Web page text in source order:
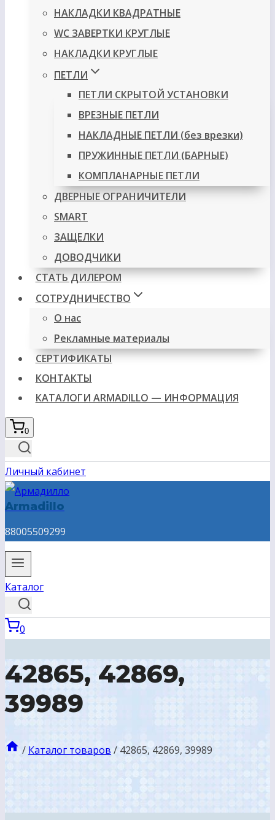
НАКЛАДКИ КВАДРАТНЫЕ
WC ЗАВЕРТКИ КРУГЛЫЕ
НАКЛАДКИ КРУГЛЫЕ
ПЕТЛИ
ПЕТЛИ СКРЫТОЙ УСТАНОВКИ
ВРЕЗНЫЕ ПЕТЛИ
НАКЛАДНЫЕ ПЕТЛИ (без врезки)
ПРУЖИННЫЕ ПЕТЛИ (БАРНЫЕ)
КОМПЛАНАРНЫЕ ПЕТЛИ
ДВЕРНЫЕ ОГРАНИЧИТЕЛИ
SMART
ЗАЩЕЛКИ
ДОВОДЧИКИ
СТАТЬ ДИЛЕРОМ
СОТРУДНИЧЕСТВО
О нас
Рекламные материалы
СЕРТИФИКАТЫ
КОНТАКТЫ
КАТАЛОГИ ARMADILLO — ИНФОРМАЦИЯ
0
Личный кабинет
Armadillo
88005509299
Каталог
0
42865, 42869,
39989
/ Каталог товаров / 42865, 42869, 39989